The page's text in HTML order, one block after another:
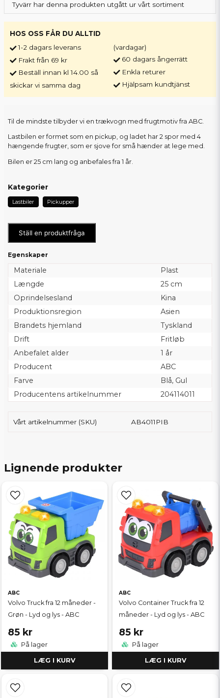
Tyvärr har denna produkten utgått ur vårt sortiment
HOS OSS FÅR DU ALLTID
1-2 dagars leverans
Frakt från 69 kr
Beställ innan kl 14.00 så
skickar vi samma dag
(vardagar)
60 dagars ångerrätt
Enkla returer
Hjälpsam kundtjänst
Til de mindste tilbyder vi en trækvogn med frugtmotiv fra ABC.
Lastbilen er formet som en pickup, og ladet har 2 spor med 4
hængende frugter, som er sjove for små hænder at lege med.
Bilen er 25 cm lang og anbefales fra 1 år.
Kategorier
Lastbiler Pickupper
Ställ en produktfråga
Egenskaper
Materiale
Plast
Længde
25 cm
Oprindelsesland
Kina
Produktionsregion
Asien
Brandets hjemland
Tyskland
Drift
Fritløb
Anbefalet alder
1 år
Producent
ABC
Farve
Blå, Gul
Producentens artikelnummer
204114011
Vårt artikelnummer (SKU) AB4011PIB
Lignende produkter
ABC
Volvo Truck fra 12 måneder -
Grøn - Lyd og lys - ABC
85 kr
På lager
LÆG I KURV
ABC
Volvo Container Truck fra 12
måneder - Lyd og lys - ABC
85 kr
På lager
LÆG I KURV